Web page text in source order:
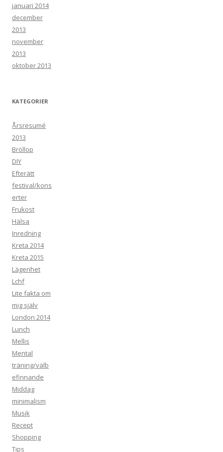
januari 2014
december
2013
november
2013
oktober 2013
KATEGORIER
Årsresumé
2013
Bröllop
DIY
Efterätt
festival/kons
erter
Frukost
Hälsa
Inredning
Kreta 2014
Kreta 2015
Lägenhet
Lchf
Lite fakta om
mig själv
London 2014
Lunch
Mellis
Mental
träning/välb
efinnande
Middag
minimalism
Musik
Recept
Shopping
Tips